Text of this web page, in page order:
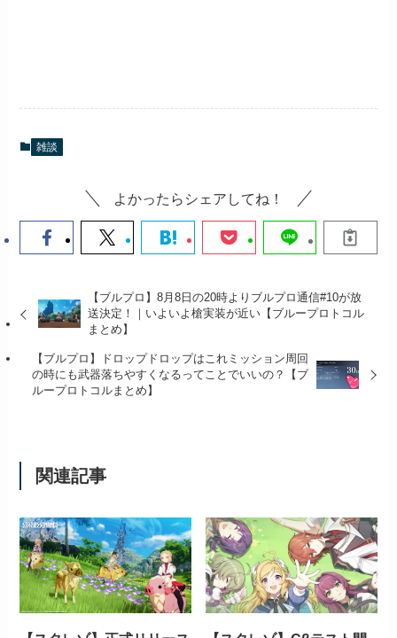
雑談
よかったらシェアしてね！
【ブルプロ】8月8日の20時よりブルプロ通信#10が放
送決定！｜いよいよ槍実装が近い【ブループロトコル
まとめ】
【ブルプロ】ドロップドロップはこれミッション周回
の時にも武器落ちやすくなるってことでいいの？【ブ
ループロトコルまとめ】
関連記事